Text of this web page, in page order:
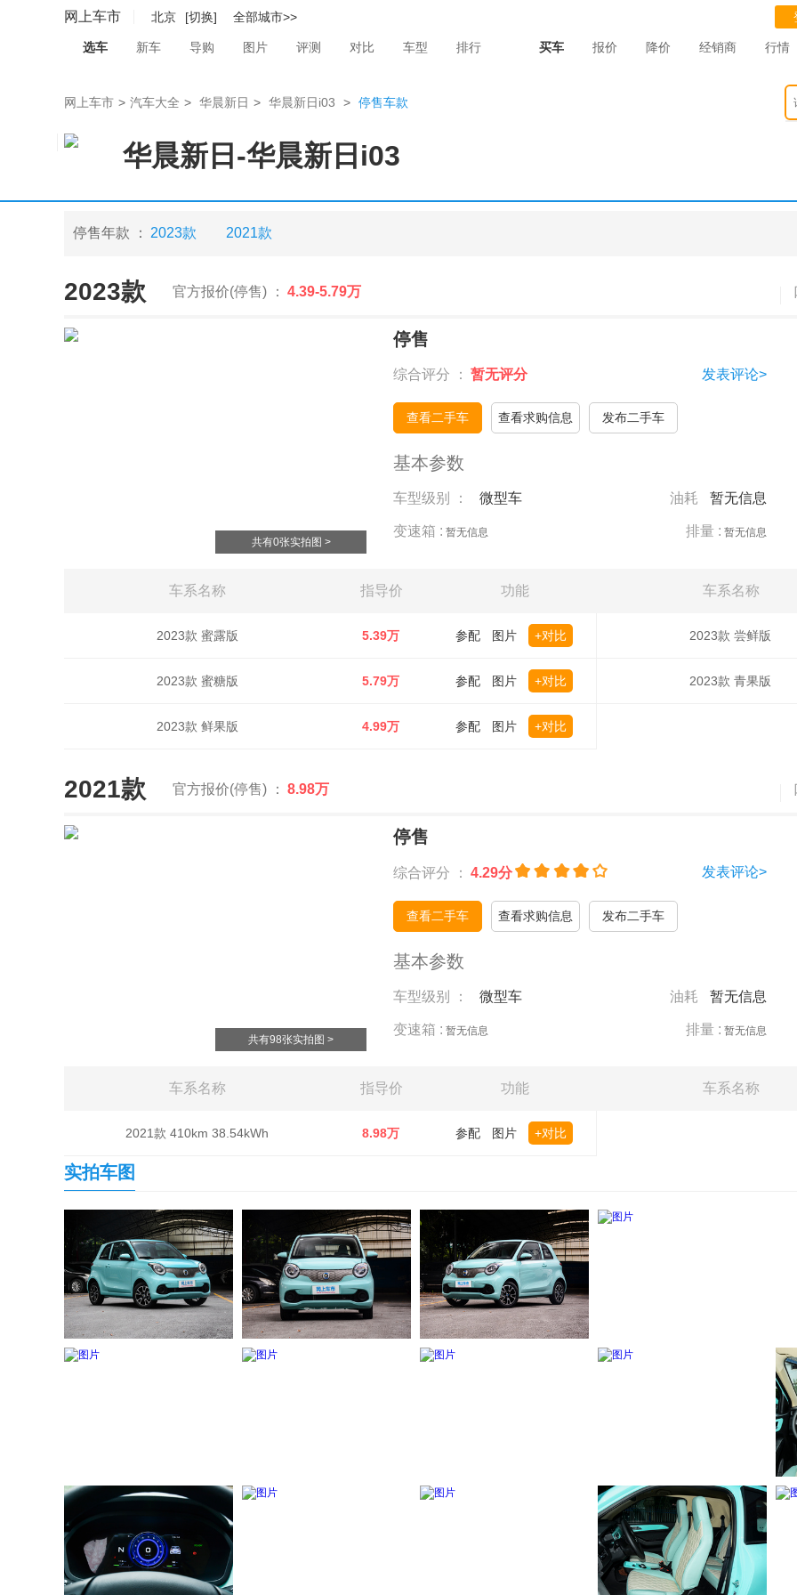
网上车市 北京 [切换] 全部城市>>
选车 新车 导购 图片 评测 对比 车型 排行 买车 报价 降价 经销商 行情
网上车市 > 汽车大全 > 华晨新日 > 华晨新日i03 > 停售车款
华晨新日 -华晨新日i03
停售年款 ： 2023款 2021款
2023款 官方报价(停售) ： 4.39-5.79万
共有0张实拍图 >
停售
综合评分 ： 暂无评分 发表评论>
查看二手车 查看求购信息 发布二手车
基本参数
车型级别 ： 微型车 油耗 暂无信息
变速箱 : 暂无信息 排量 : 暂无信息
车系名称 指导价 功能 车系名称
2023款 蜜露版 5.39万 参配 图片 +对比
2023款 蜜糖版 5.79万 参配 图片 +对比
2023款 鲜果版 4.99万 参配 图片 +对比
2023款 尝鲜版
2023款 青果版
2021款 官方报价(停售) ： 8.98万
共有98张实拍图 >
停售
综合评分 ： 4.29分 发表评论>
查看二手车 查看求购信息 发布二手车
基本参数
车型级别 ： 微型车 油耗 暂无信息
变速箱 : 暂无信息 排量 : 暂无信息
车系名称 指导价 功能 车系名称
2021款 410km 38.54kWh 8.98万 参配 图片 +对比
实拍车图